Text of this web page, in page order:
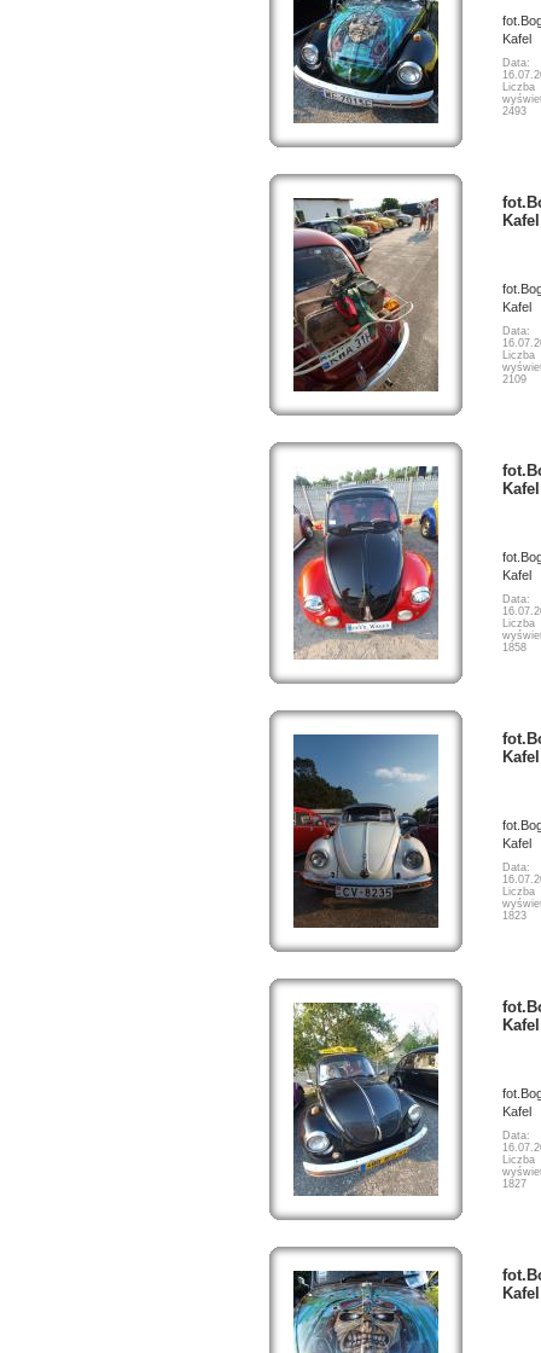
Kafel
Data:
Liczba
2493
Kafel
Kafel
Data:
Liczba
2109
Kafel
Kafel
Data:
Liczba
1858
Kafel
Kafel
Data:
Liczba
1823
Kafel
Kafel
Data:
Liczba
1827
Kafel